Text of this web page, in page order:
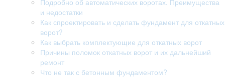
Подробно об автоматических воротах. Преимущества
и недостатки
Как спроектировать и сделать фундамент для откатных
ворот?
Как выбрать комплектующие для откатных ворот
Причины поломок откатных ворот и их дальнейший
ремонт
Что не так с бетонным фундаментом?